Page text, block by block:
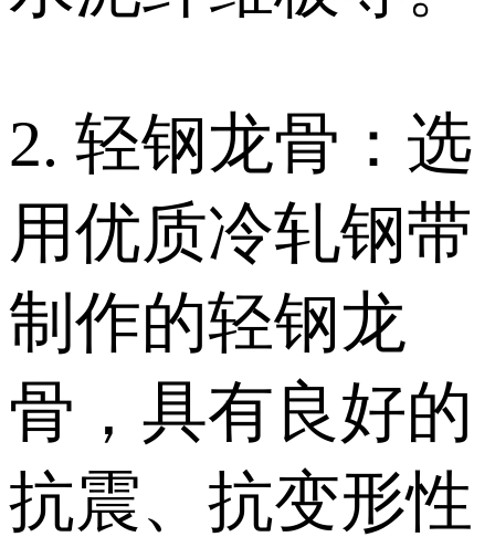
2. 轻钢龙骨：选
用优质冷轧钢带
制作的轻钢龙
骨，具有良好的
抗震、抗变形性